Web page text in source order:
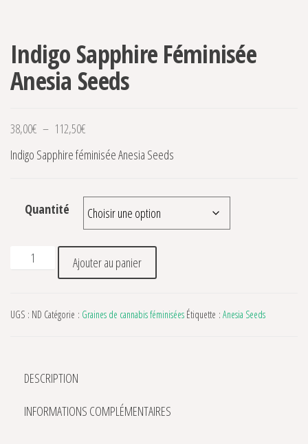
Indigo Sapphire Féminisée
Anesia Seeds
38,00€ – 112,50€
Indigo Sapphire féminisée Anesia Seeds
Quantité
quantité de Indigo Sapphire Féminisée Anesia Seeds
Ajouter au panier
UGS : ND Catégorie : Graines de cannabis féminisées Étiquette : Anesia Seeds
DESCRIPTION
INFORMATIONS COMPLÉMENTAIRES